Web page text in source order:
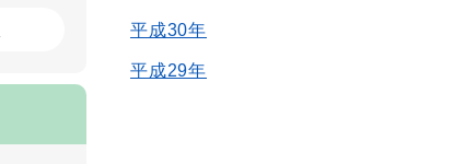
平成30年
平成29年